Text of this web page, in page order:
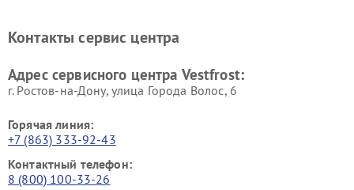
Vestfrost
Контакты сервис центра
Адрес сервисного центра Vestfrost:
г. Ростов-на-Дону, улица Города Волос, 6
Горячая линия:
+7 (863) 333-92-43
Контактный телефон:
8 (800) 100-33-26